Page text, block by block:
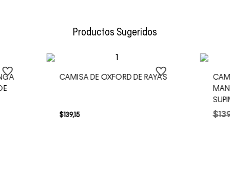
Productos Sugeridos
CAMISA DE OXFORD DE RAYAS
$139,15 $